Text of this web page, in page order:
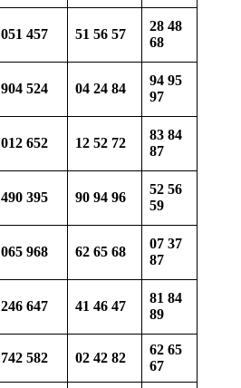
051 457 51 56 57
28 48
68
904 524 04 24 84
94 95
97
012 652 12 52 72
83 84
87
490 395 90 94 96
52 56
59
065 968 62 65 68
07 37
87
246 647 41 46 47
81 84
89
742 582 02 42 82
62 65
67